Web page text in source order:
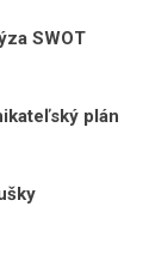
SWOT
plán